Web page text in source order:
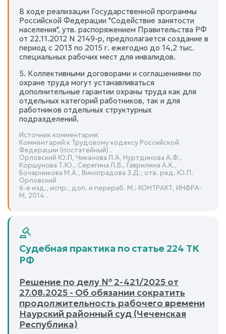
В ходе реализации Государственной программы
Российской Федерации "Содействие занятости
населения", утв. распоряжением Правительства РФ
от 22.11.2012 N 2149-р, предполагается создание в
период с 2013 по 2015 г. ежегодно до 14,2 тыс.
специальных рабочих мест для инвалидов.
5. Коллективными договорами и соглашениями по
охране труда могут устанавливаться
дополнительные гарантии охраны труда как для
отдельных категорий работников, так и для
работников отдельных структурных
подразделений.
Источник комментария:
Комментарий к Трудовому кодексу Российской
Федерации (постатейный) .
Орловский Ю.П, Чиканова Л.А, Нуртдинова А.Ф.,
Коршунова Т.Ю., Серегина Л.В., Гаврилина А.К.,
Бочарникова М.А., Виноградова З.Д.; отв. ред. Ю.П.
Орловский
6-е изд., испр., доп. и перераб. М.: КОНТРАКТ, ИНФРА-
М, 2014 .
Судебная практика по статье 224 ТК
РФ
Решение по делу № 2-421/2025 от
27.08.2025 - Об обязании сократить
продолжительность рабочего времени
Наурский районный суд (Чеченская
Республика)